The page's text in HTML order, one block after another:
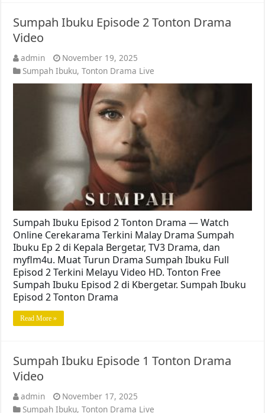
Sumpah Ibuku Episode 2 Tonton Drama
Video
admin
November 19, 2025
Sumpah Ibuku,Tonton Drama Live
Sumpah Ibuku Episod 2 Tonton Drama — Watch
Online Cerekarama Terkini Malay Drama Sumpah
Ibuku Ep 2 di Kepala Bergetar, TV3 Drama, dan
myflm4u. Muat Turun Drama Sumpah Ibuku Full
Episod 2 Terkini Melayu Video HD. Tonton Free
Sumpah Ibuku Episod 2 di Kbergetar. Sumpah Ibuku
Episod 2 Tonton Drama
Read More »
Sumpah Ibuku Episode 1 Tonton Drama
Video
admin
November 17, 2025
Sumpah Ibuku,Tonton Drama Live